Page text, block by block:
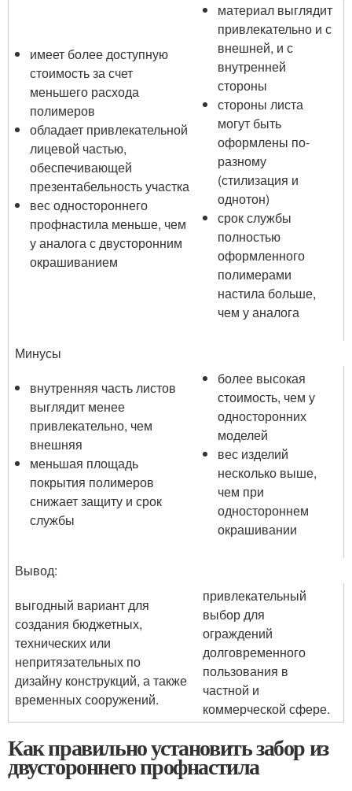
имеет более доступную
стоимость за счет
меньшего расхода
полимеров
обладает привлекательной
лицевой частью,
обеспечивающей
презентабельность участка
вес одностороннего
профнастила меньше, чем
у аналога с двусторонним
окрашиванием
материал выглядит
привлекательно и с
внешней, и с
внутренней
стороны
стороны листа
могут быть
оформлены по-
разному
(стилизация и
однотон)
срок службы
полностью
оформленного
полимерами
настила больше,
чем у аналога
Минусы
внутренняя часть листов
выглядит менее
привлекательно, чем
внешняя
меньшая площадь
покрытия полимеров
снижает защиту и срок
службы
более высокая
стоимость, чем у
односторонних
моделей
вес изделий
несколько выше,
чем при
одностороннем
окрашивании
Вывод:
выгодный вариант для
создания бюджетных,
технических или
непритязательных по
дизайну конструкций, а также
временных сооружений.
привлекательный
выбор для
ограждений
долговременного
пользования в
частной и
коммерческой сфере.
Как правильно установить забор из
двустороннего профнастила